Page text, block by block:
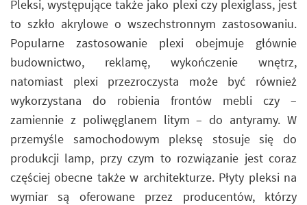
Pleksi, występujące także jako plexi czy plexiglass, jest
to szkło akrylowe o wszechstronnym zastosowaniu.
Popularne zastosowanie plexi obejmuje głównie
budownictwo, reklamę, wykończenie wnętrz,
natomiast plexi przezroczysta może być również
wykorzystana do robienia frontów mebli czy –
zamiennie z poliwęglanem litym – do antyramy. W
przemyśle samochodowym pleksę stosuje się do
produkcji lamp, przy czym to rozwiązanie jest coraz
częściej obecne także w architekturze. Płyty pleksi na
wymiar są oferowane przez producentów, którzy